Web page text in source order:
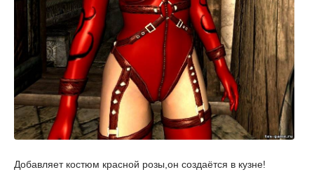
Добавляет костюм красной розы,он создаётся в кузне!